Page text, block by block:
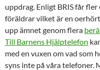
uppdrag. Enligt BRIS får
föräldrar vilket är en
upp ämnet genom flera
Till Barnens Hjälptelefon
med en vuxen om vad som
syns inte på våra telefoner.